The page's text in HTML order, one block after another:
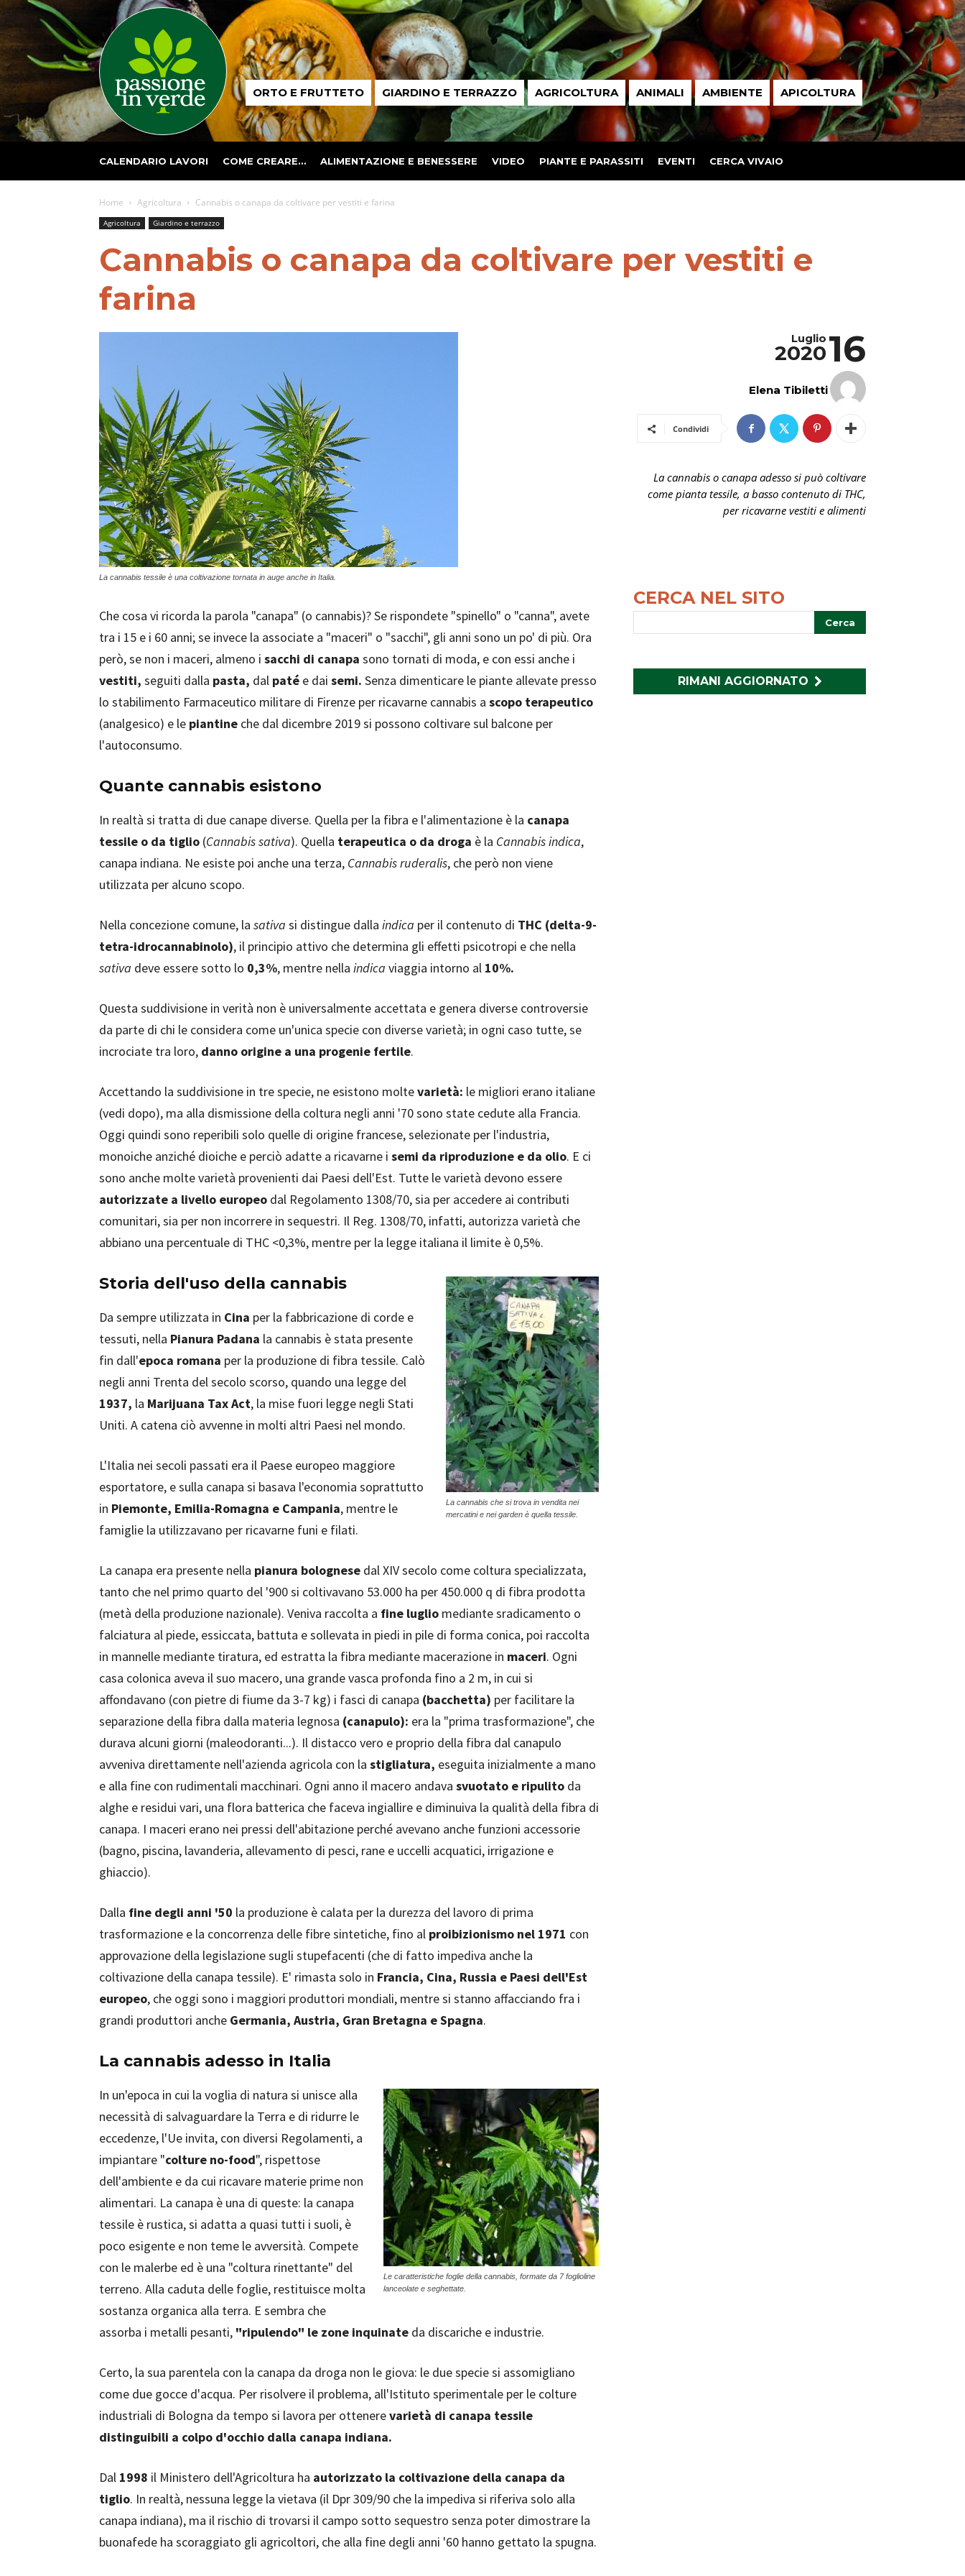
Passione
in ORTO E FRUTTETO GIARDINO E TERRAZZO AGRICOLTURA ANIMALI AMBIENTE APICOLTURA
CALENDARIO LAVORI COME CREARE… ALIMENTAZIONE E BENESSERE VIDEO PIANTE E PARASSITI EVENTI CERCA VIVAIO
Home Agricoltura Cannabis o canapa da coltivare per vestiti e farina
Agricoltura Giardino e terrazzo
Cannabis o canapa da coltivare per vestiti e
farina
La cannabis tessile è una coltivazione tornata in auge anche in Italia.
Che cosa vi ricorda la parola "canapa" (o cannabis)? Se rispondete "spinello" o "canna", avete
tra i 15 e i 60 anni; se invece la associate a "maceri" o "sacchi", gli anni sono un po' di più. Ora
però, se non i maceri, almeno i sacchi di canapa sono tornati di moda, e con essi anche i
vestiti, seguiti dalla pasta, dal paté e dai semi. Senza dimenticare le piante allevate presso
lo stabilimento Farmaceutico militare di Firenze per ricavarne cannabis a scopo terapeutico
(analgesico) e le piantine che dal dicembre 2019 si possono coltivare sul balcone per
l'autoconsumo.
Quante cannabis esistono
In realtà si tratta di due canape diverse. Quella per la fibra e l'alimentazione è la canapa
tessile o da tiglio (Cannabis sativa). Quella terapeutica o da droga è la Cannabis indica,
canapa indiana. Ne esiste poi anche una terza, Cannabis ruderalis, che però non viene
utilizzata per alcuno scopo.
Nella concezione comune, la sativa si distingue dalla indica per il contenuto di THC (delta-9-
tetra-idrocannabinolo), il principio attivo che determina gli effetti psicotropi e che nella
sativa deve essere sotto lo 0,3%, mentre nella indica viaggia intorno al 10%.
Questa suddivisione in verità non è universalmente accettata e genera diverse controversie
da parte di chi le considera come un'unica specie con diverse varietà; in ogni caso tutte, se
incrociate tra loro, danno origine a una progenie fertile.
Accettando la suddivisione in tre specie, ne esistono moltevarietà: le migliori erano italiane
(vedi dopo), ma alla dismissione della coltura negli anni '70 sono state cedute alla Francia.
Oggi quindi sono reperibili solo quelle di origine francese, selezionate per l'industria,
monoiche anziché dioiche e perciò adatte a ricavarne i semi da riproduzione e da olio. E ci
sono anche molte varietà provenienti dai Paesi dell'Est. Tutte le varietà devono essere
autorizzate a livello europeo dal Regolamento 1308/70, sia per accedere ai contributi
comunitari, sia per non incorrere in sequestri. Il Reg. 1308/70, infatti, autorizza varietà che
abbiano una percentuale di THC <0,3%, mentre per la legge italiana il limite è 0,5%.
La cannabis che si trova in vendita nei
mercatini e nei garden è quella tessile.
Storia dell'uso della cannabis
Da sempre utilizzata in Cina per la fabbricazione di corde e
tessuti, nella Pianura Padana la cannabis è stata presente
fin dall'epoca romana per la produzione di fibra tessile. Calò
negli anni Trenta del secolo scorso, quando una legge del
1937, la Marijuana Tax Act, la mise fuori legge negli Stati
Uniti. A catena ciò avvenne in molti altri Paesi nel mondo.
L'Italia nei secoli passati era il Paese europeo maggiore
esportatore, e sulla canapa si basava l'economia soprattutto
in Piemonte, Emilia-Romagna e Campania, mentre le
famiglie la utilizzavano per ricavarne funi e filati.
La canapa era presente nella pianura bolognese dal XIV secolo come coltura specializzata,
tanto che nel primo quarto del '900 si coltivavano 53.000 ha per 450.000 q di fibra prodotta
(metà della produzione nazionale). Veniva raccolta a fine luglio mediante sradicamento o
falciatura al piede, essiccata, battuta e sollevata in piedi in pile di forma conica, poi raccolta
in mannelle mediante tiratura, ed estratta la fibra mediante macerazione in maceri. Ogni
casa colonica aveva il suo macero, una grande vasca profonda fino a 2 m, in cui si
affondavano (con pietre di fiume da 3-7 kg) i fasci di canapa (bacchetta) per facilitare la
separazione della fibra dalla materia legnosa (canapulo): era la "prima trasformazione", che
durava alcuni giorni (maleodoranti...). Il distacco vero e proprio della fibra dal canapulo
avveniva direttamente nell'azienda agricola con la stigliatura, eseguita inizialmente a mano
e alla fine con rudimentali macchinari. Ogni anno il macero andava svuotato e ripulito da
alghe e residui vari, una flora batterica che faceva ingiallire e diminuiva la qualità della fibra di
canapa. I maceri erano nei pressi dell'abitazione perché avevano anche funzioni accessorie
(bagno, piscina, lavanderia, allevamento di pesci, rane e uccelli acquatici, irrigazione e
ghiaccio).
Dalla fine degli anni '50 la produzione è calata per la durezza del lavoro di prima
trasformazione e la concorrenza delle fibre sintetiche, fino al proibizionismo nel 1971 con
approvazione della legislazione sugli stupefacenti (che di fatto impediva anche la
coltivazione della canapa tessile). E' rimasta solo in Francia, Cina, Russia e Paesi dell'Est
europeo, che oggi sono i maggiori produttori mondiali, mentre si stanno affacciando fra i
grandi produttori anche Germania, Austria, Gran Bretagna e Spagna.
La cannabis adesso in Italia
Le caratteristiche foglie della cannabis, formate da 7 foglioline
lanceolate e seghettate.
In un'epoca in cui la voglia di natura si unisce alla
necessità di salvaguardare la Terra e di ridurre le
eccedenze, l'Ue invita, con diversi Regolamenti, a
impiantare "colture no-food", rispettose
dell'ambiente e da cui ricavare materie prime non
alimentari. La canapa è una di queste: la canapa
tessile è rustica, si adatta a quasi tutti i suoli, è
poco esigente e non teme le avversità. Compete
con le malerbe ed è una "coltura rinettante" del
terreno. Alla caduta delle foglie, restituisce molta
sostanza organica alla terra. E sembra che
assorba i metalli pesanti, "ripulendo" le zone inquinate da discariche e industrie.
Certo, la sua parentela con la canapa da droga non le giova: le due specie si assomigliano
come due gocce d'acqua. Per risolvere il problema, all'Istituto sperimentale per le colture
industriali di Bologna da tempo si lavora per ottenerevarietà di canapa tessile
distinguibili a colpo d'occhio dalla canapa indiana.
Dal 1998 il Ministero dell'Agricoltura ha autorizzato la coltivazione della canapa da
tiglio. In realtà, nessuna legge la vietava (il Dpr 309/90 che la impediva si riferiva solo alla
canapa indiana), ma il rischio di trovarsi il campo sotto sequestro senza poter dimostrare la
buonafede ha scoraggiato gli agricoltori, che alla fine degli anni '60 hanno gettato la spugna.
16
Luglio
2020
Elena Tibiletti
Condividi
La cannabis o canapa adesso si può coltivare
come pianta tessile, a basso contenuto di THC,
per ricavarne vestiti e alimenti
CERCA NEL SITO
RIMANI AGGIORNATO